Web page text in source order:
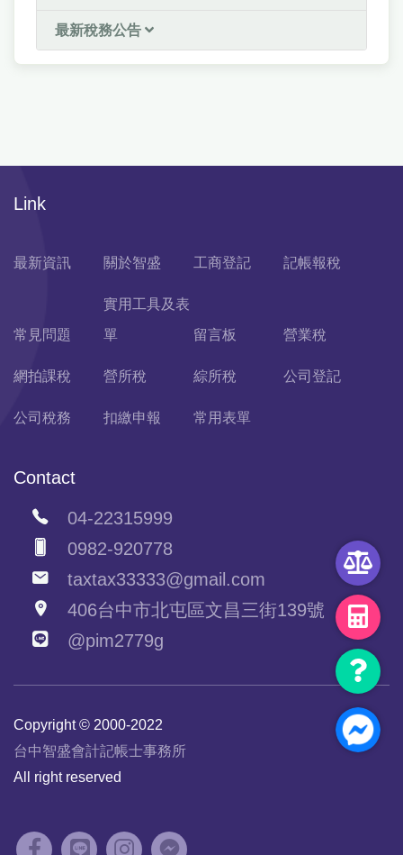
最新稅務公告
Link
最新資訊 關於智盛 工商登記 記帳報稅
常見問題
實用工具及表
單
留言板 營業稅
網拍課稅 營所稅 綜所稅 公司登記
公司稅務 扣繳申報 常用表單
Contact
04-22315999
0982-920778
taxtax33333@gmail.com
406台中市北屯區文昌三街139號
@pim2779g
Copyright © 2000-2022
台中智盛會計記帳士事務所
All right reserved